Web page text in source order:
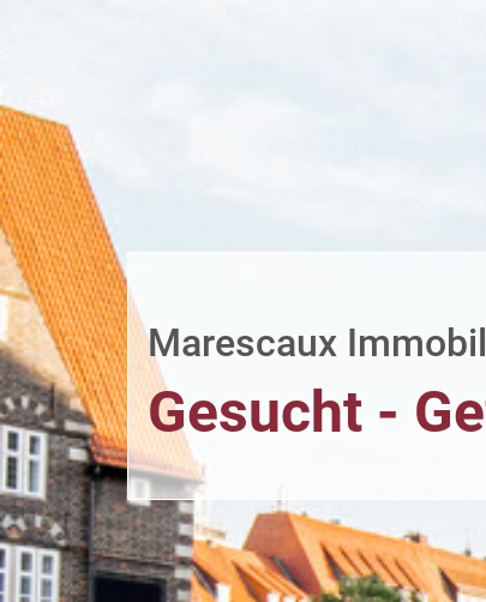
Marescaux
Gesucht -